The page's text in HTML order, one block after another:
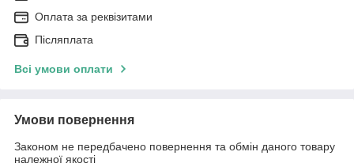
Оплата за реквізитами
Післяплата
Всі умови оплати
Умови повернення
Законом не передбачено повернення та обмін даного товару
належної якості